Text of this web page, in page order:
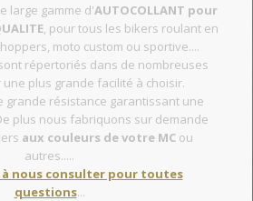
large gamme d'AUTOCOLLANT pour
, pour tous les bikers roulant en
moto custom ou sportive....
répertoriés dans de nombreuses
plus grande facilité à choisir.
grande résistance garantissant une
plus nous fabriquons sur demande
aux couleurs de votre MCou
autres.....
à nous consulter pour toutes
questions...